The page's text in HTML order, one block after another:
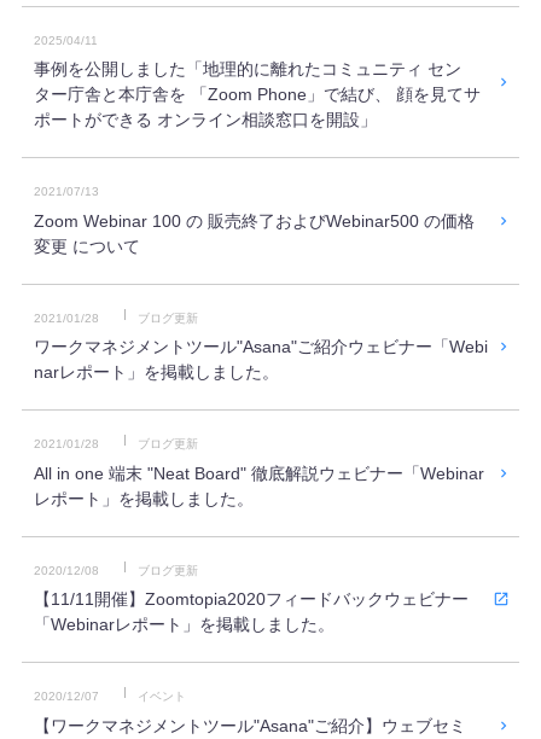
導入事例
資料ダウンロード
イベント・キャンペーン情報
ブログ
2025/04/11
事例を公開しました「地理的に離れたコミュニティ セン
ター庁舎と本庁舎を 「Zoom Phone」で結び、 顔を見てサ
ポートができる オンライン相談窓口を開設」
2021/07/13
Zoom Webinar 100 の 販売終了およびWebinar500 の価格
変更 について
2021/01/28 ブログ更新
ワークマネジメントツール"Asana"ご紹介ウェビナー「Webi
narレポート」を掲載しました。
2021/01/28 ブログ更新
All in one 端末 "Neat Board" 徹底解説ウェビナー「Webinar
レポート」を掲載しました。
2020/12/08 ブログ更新
【11/11開催】Zoomtopia2020フィードバックウェビナー
「Webinarレポート」を掲載しました。
2020/12/07 イベント
【ワークマネジメントツール"Asana"ご紹介】ウェブセミ